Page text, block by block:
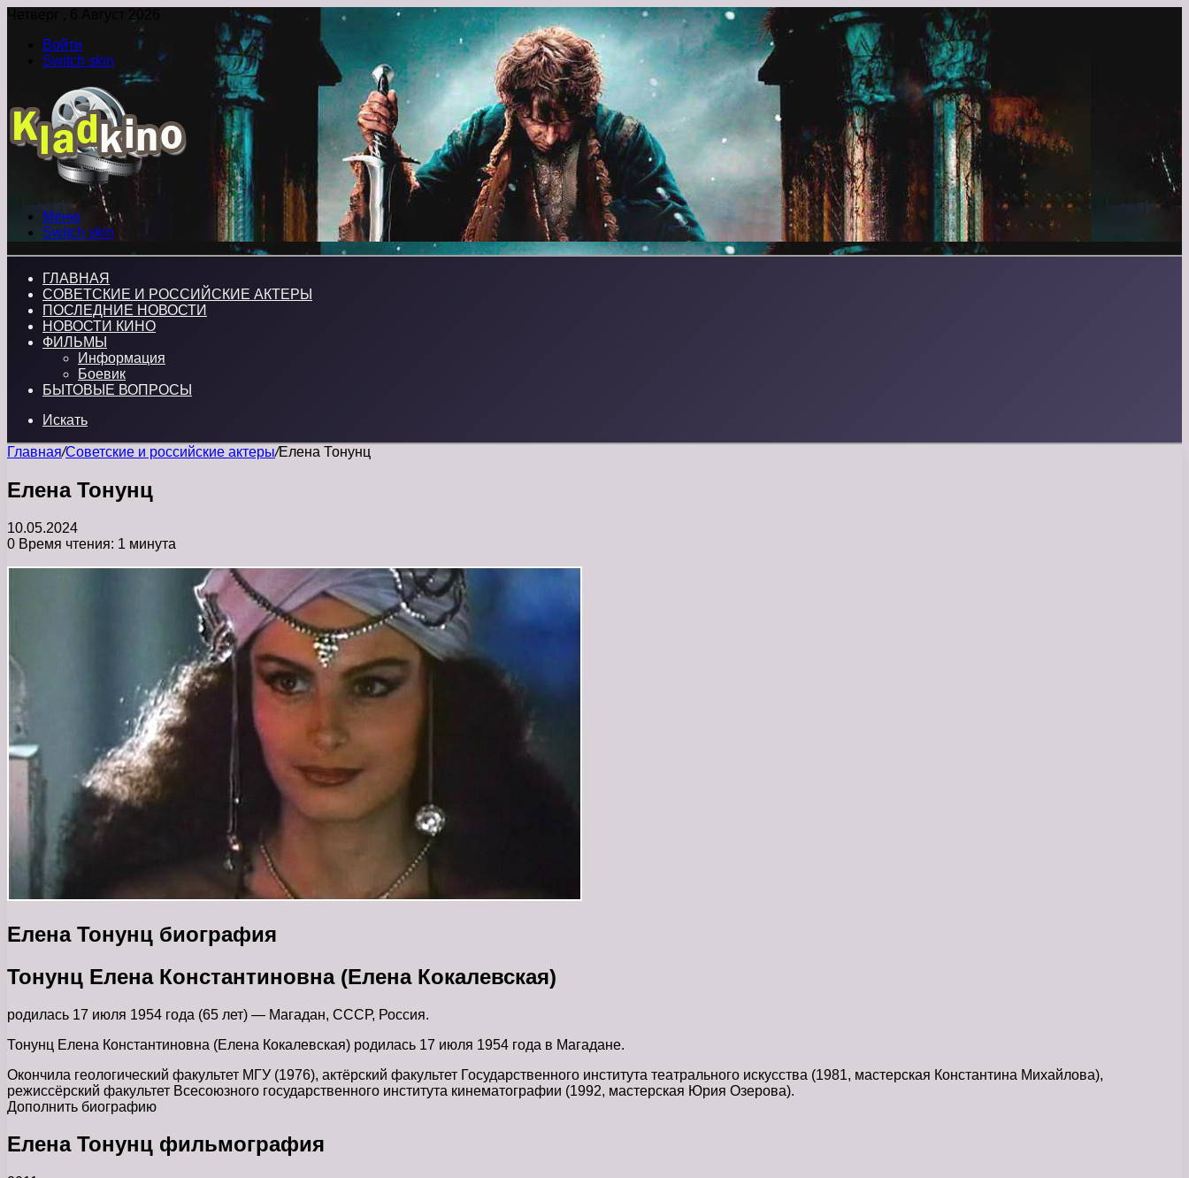
Четверг , 6 Август 2026
Войти
Switch skin
Меню
Switch skin
ГЛАВНАЯ
СОВЕТСКИЕ И РОССИЙСКИЕ АКТЕРЫ
ПОСЛЕДНИЕ НОВОСТИ
НОВОСТИ КИНО
ФИЛЬМЫ
Информация
Боевик
БЫТОВЫЕ ВОПРОСЫ
Искать
Главная/Советские и российские актеры/Елена Тонунц
Елена Тонунц
10.05.2024
0 Время чтения: 1 минута
Елена Тонунц биография
Тонунц Елена Константиновна (Елена Кокалевская)
родилась 17 июля 1954 года (65 лет) — Магадан, СССР, Россия.
Тонунц Елена Константиновна (Елена Кокалевская) родилась 17 июля 1954 года в Магадане.
Окончила геологический факультет МГУ (1976), актёрский факультет Государственного института театрального искусства (1981, мастерская Константина Михайлова),
режиссёрский факультет Всесоюзного государственного института кинематографии (1992, мастерская Юрия Озерова).
Дополнить биографию
Елена Тонунц фильмография